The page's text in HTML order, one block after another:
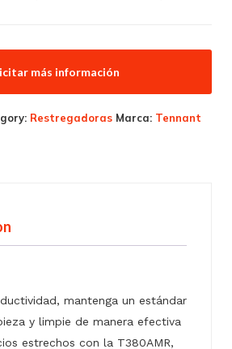
más información
Restregadoras Marca: Tennant
mantenga un estándar
y limpie de manera efectiva
estrechos con la T380AMR,